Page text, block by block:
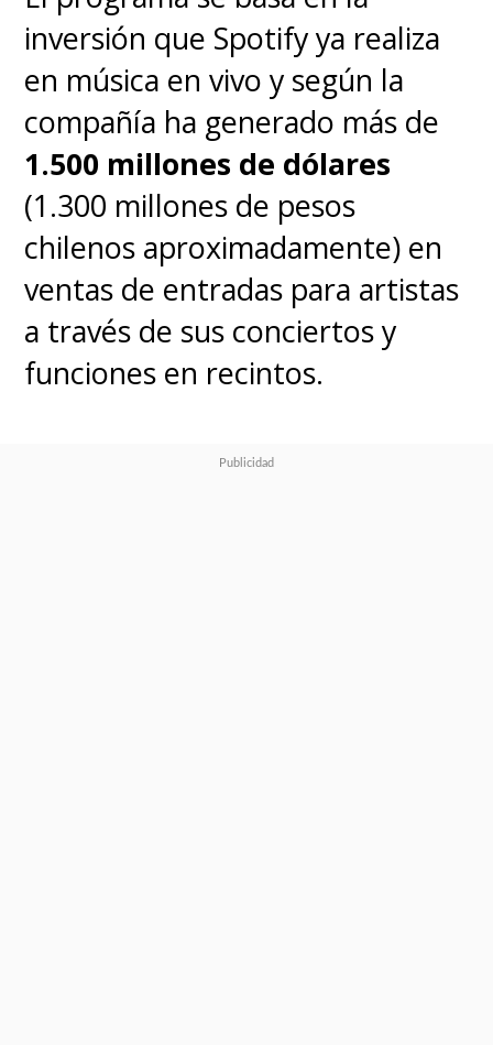
inversión que Spotify ya realiza
en música en vivo y según la
compañía ha generado más de
1.500 millones de dólares
(1.300 millones de pesos
chilenos aproximadamente) en
ventas de entradas para artistas
a través de sus conciertos y
funciones en recintos.